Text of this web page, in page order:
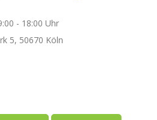
- 18:00 Uhr
5, 50670 Köln